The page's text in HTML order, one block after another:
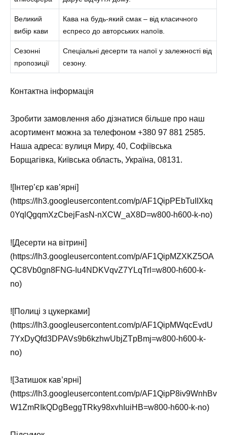
Великий
вибір кави
Кава на будь-який смак – від класичного
еспресо до авторських напоїв.
Сезонні
пропозиції
Спеціальні десерти та напої у залежності від
сезону.
Контактна інформація
Зробити замовлення або дізнатися більше про наш
асортимент можна за телефоном +380 97 881 2585.
Наша адреса: вулиця Миру, 40, Софіївська
Борщагівка, Київська область, Україна, 08131.
![Інтер’єр кав’ярні]
(https://lh3.googleusercontent.com/p/AF1QipPEbTuIIXkq
0YqlQgqmXzCbejFasN-nXCW_aX8D=w800-h600-k-no)
![Десерти на вітрині]
(https://lh3.googleusercontent.com/p/AF1QipMZXKZ5OA
QC8Vb0gn8FNG-Iu4NDKVqvZ7YLqTrl=w800-h600-k-
no)
![Полиці з цукерками]
(https://lh3.googleusercontent.com/p/AF1QipMWqcEvdU
7YxDyQfd3DPAVs9b6kzhwUbjZTpBmj=w800-h600-k-
no)
![Затишок кав’ярні]
(https://lh3.googleusercontent.com/p/AF1QipP8iv9WnhBv
W1ZmRIkQDgBeggTRky98xvhIuiHB=w800-h600-k-no)